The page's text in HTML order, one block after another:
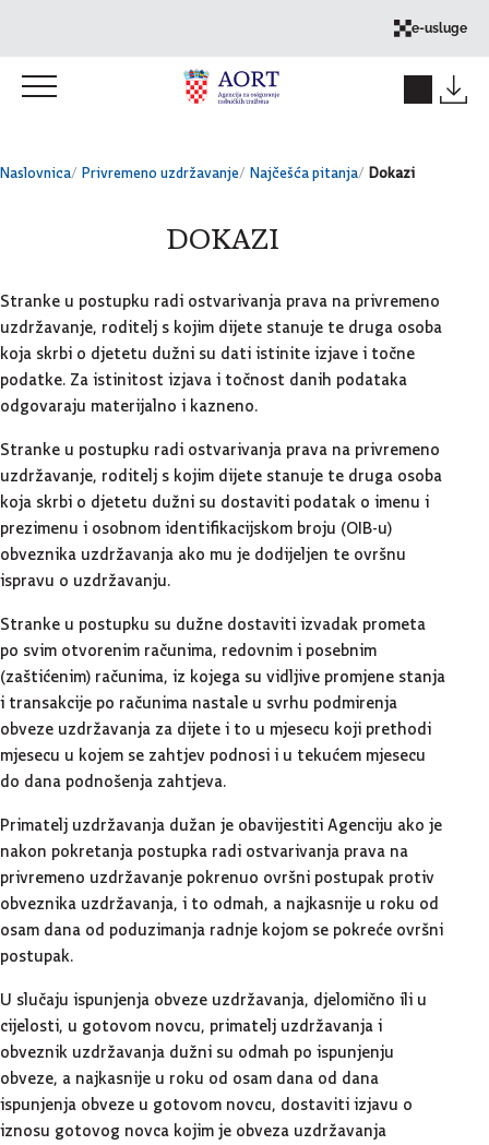
e-usluge
Naslovnica Privremeno uzdržavanje Najčešća pitanja Dokazi
DOKAZI
Stranke u postupku radi ostvarivanja prava na privremeno
uzdržavanje, roditelj s kojim dijete stanuje te druga osoba
koja skrbi o djetetu dužni su dati istinite izjave i točne
podatke. Za istinitost izjava i točnost danih podataka
odgovaraju materijalno i kazneno.
Stranke u postupku radi ostvarivanja prava na privremeno
uzdržavanje, roditelj s kojim dijete stanuje te druga osoba
koja skrbi o djetetu dužni su dostaviti podatak o imenu i
prezimenu i osobnom identifikacijskom broju (OIB-u)
obveznika uzdržavanja ako mu je dodijeljen te ovršnu
ispravu o uzdržavanju.
Stranke u postupku su dužne dostaviti izvadak prometa
po svim otvorenim računima, redovnim i posebnim
(zaštićenim) računima, iz kojega su vidljive promjene stanja
i transakcije po računima nastale u svrhu podmirenja
obveze uzdržavanja za dijete i to u mjesecu koji prethodi
mjesecu u kojem se zahtjev podnosi i u tekućem mjesecu
do dana podnošenja zahtjeva.
Primatelj uzdržavanja dužan je obavijestiti Agenciju ako je
nakon pokretanja postupka radi ostvarivanja prava na
privremeno uzdržavanje pokrenuo ovršni postupak protiv
obveznika uzdržavanja, i to odmah, a najkasnije u roku od
osam dana od poduzimanja radnje kojom se pokreće ovršni
postupak.
U slučaju ispunjenja obveze uzdržavanja, djelomično ili u
cijelosti, u gotovom novcu, primatelj uzdržavanja i
obveznik uzdržavanja dužni su odmah po ispunjenju
obveze, a najkasnije u roku od osam dana od dana
ispunjenja obveze u gotovom novcu, dostaviti izjavu o
iznosu gotovog novca kojim je obveza uzdržavanja